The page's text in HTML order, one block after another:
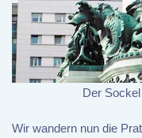
Der
Wir wandern nun die